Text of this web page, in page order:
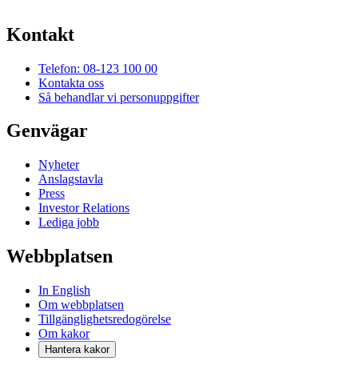
Kontakt
Telefon: 08-123 100 00
Kontakta oss
Så behandlar vi personuppgifter
Genvägar
Nyheter
Anslagstavla
Press
Investor Relations
Lediga jobb
Webbplatsen
In English
Om webbplatsen
Tillgänglighetsredogörelse
Om kakor
Hantera kakor